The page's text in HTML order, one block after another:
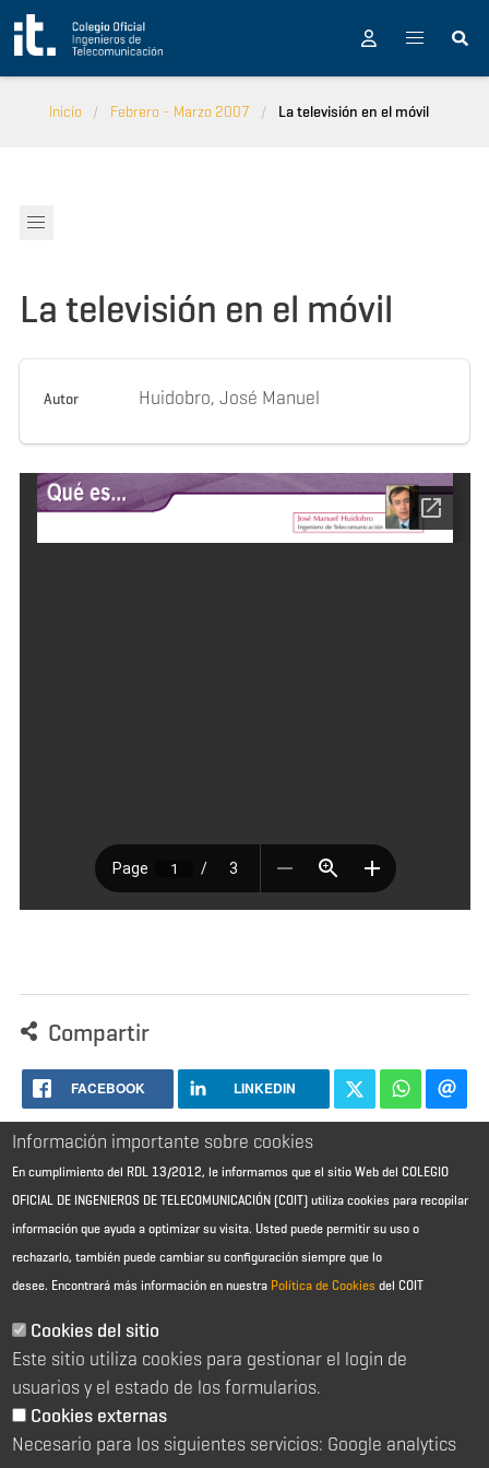
Pasar al contenido principal
Inicio Febrero - Marzo 2007 La televisión en el móvil
La televisión en el móvil
Autor Huidobro, José Manuel
Compartir
FACEBOOK LINKEDIN
Aviso Legal - Información general
Política de cookies
Política de reembolso
Sitemap
C/ Almagro 2 1º Izqda 28010 Madrid
Información importante sobre cookies
En cumplimiento del RDL 13/2012, le informamos que el sitio Web del COLEGIO
OFICIAL DE INGENIEROS DE TELECOMUNICACIÓN (COIT) utiliza cookies para recopilar
información que ayuda a optimizar su visita. Usted puede permitir su uso o
rechazarlo, también puede cambiar su configuración siempre que lo
desee. Encontrará más información en nuestra Política de Cookies del COIT
Cookies del sitio
Este sitio utiliza cookies para gestionar el login de
usuarios y el estado de los formularios.
Cookies externas
Necesario para los siguientes servicios: Google analytics